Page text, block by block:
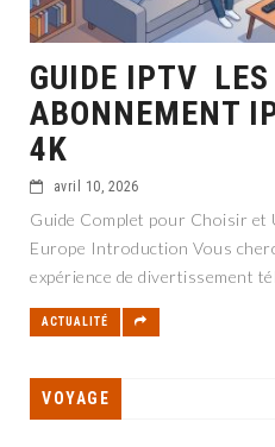
GUIDE IPTV
ABONNEMENT
4K
avril 10, 2026
Guide Complet pour Choisir et
Europe Introduction Vous
expérience de divertissement
ACTUALITÉ
VOYAGE